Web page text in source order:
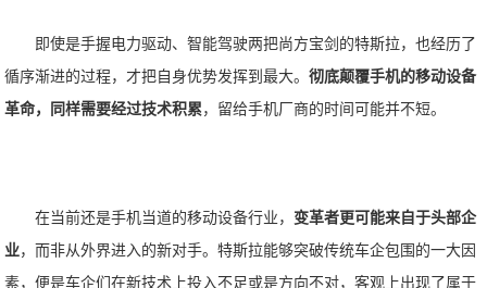
即使是手握电力驱动、智能驾驶两把尚方宝剑的特斯拉，也经历了
循序渐进的过程，才把自身优势发挥到最大。彻底颠覆手机的移动设备
革命，同样需要经过技术积累，留给手机厂商的时间可能并不短。
在当前还是手机当道的移动设备行业， 变革者更可能来自于头部企
业，而非从外界进入的新对手。特斯拉能够突破传统车企包围的一大因
素，便是车企们在新技术上投入不足或是方向不对，客观上出现了属于